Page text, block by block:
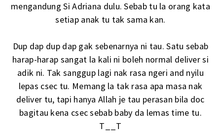
mengandung Si Adriana dulu. Sebab tu la orang kata
setiap anak tu tak sama kan.
Dup dap dup dap gak sebenarnya ni tau. Satu sebab
harap-harap sangat la kali ni boleh normal deliver si
adik ni. Tak sanggup lagi nak rasa ngeri and nyilu
lepas csec tu. Memang la tak rasa apa masa nak
deliver tu, tapi hanya Allah je tau perasan bila doc
bagitau kena csec sebab baby da lemas time tu.
T__T